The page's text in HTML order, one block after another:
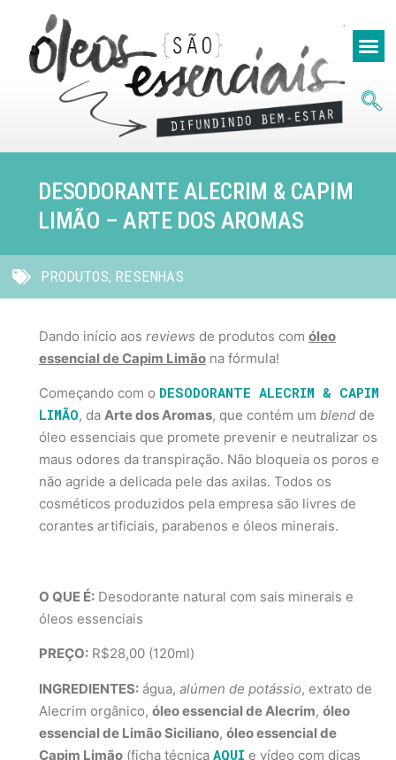
DESODORANTE ALECRIM & CAPIM
LIMÃO – ARTE DOS AROMAS
PRODUTOS, RESENHAS
Dando início aos reviews de produtos com óleo
essencial de Capim Limão na fórmula!
Começando com o DESODORANTE ALECRIM & CAPIM
LIMÃO, da Arte dos Aromas, que contém um blend de
óleo essenciais que promete prevenir e neutralizar os
maus odores da transpiração. Não bloqueia os poros e
não agride a delicada pele das axilas. Todos os
cosméticos produzidos pela empresa são livres de
corantes artificiais, parabenos e óleos minerais.
O QUE É: Desodorante natural com sais minerais e
óleos essenciais
PREÇO: R$28,00 (120ml)
INGREDIENTES: água, alúmen de potássio, extrato de
Alecrim orgânico, óleo essencial de Alecrim, óleo
essencial de Limão Siciliano, óleo essencial de
Capim Limão (ficha técnica AQUI e vídeo com dicas